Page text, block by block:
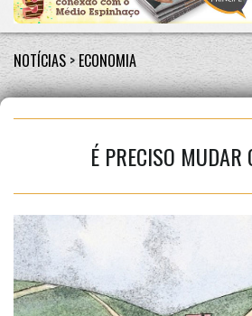
NOTÍCIAS > ECONOMIA
É PRECISO MUDAR